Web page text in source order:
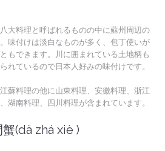
大料理と呼ばれるものの中に蘇州周辺の
味付けは淡白なものが多く、包丁使いが
もできます。川に囲まれている土地柄も
れているので日本人好みの味付けです。
蘇料理の他に山東料理、安徽料理、浙江
湖南料理、四川料理が含まれています。
(dà zhá xiè )